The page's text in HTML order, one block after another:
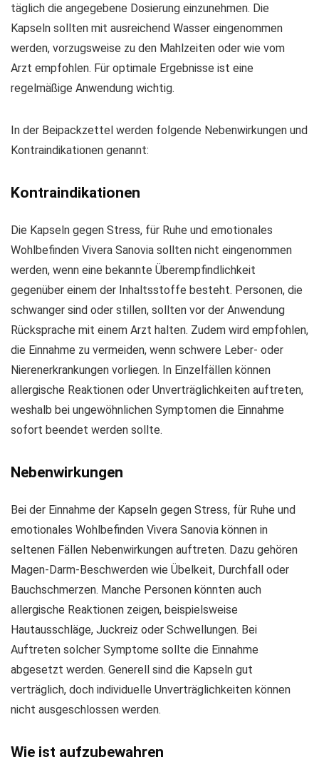
täglich die angegebene Dosierung einzunehmen. Die
Kapseln sollten mit ausreichend Wasser eingenommen
werden, vorzugsweise zu den Mahlzeiten oder wie vom
Arzt empfohlen. Für optimale Ergebnisse ist eine
regelmäßige Anwendung wichtig.
In der Beipackzettel werden folgende Nebenwirkungen und
Kontraindikationen genannt:
Kontraindikationen
Die Kapseln gegen Stress, für Ruhe und emotionales
Wohlbefinden Vivera Sanovia sollten nicht eingenommen
werden, wenn eine bekannte Überempfindlichkeit
gegenüber einem der Inhaltsstoffe besteht. Personen, die
schwanger sind oder stillen, sollten vor der Anwendung
Rücksprache mit einem Arzt halten. Zudem wird empfohlen,
die Einnahme zu vermeiden, wenn schwere Leber- oder
Nierenerkrankungen vorliegen. In Einzelfällen können
allergische Reaktionen oder Unverträglichkeiten auftreten,
weshalb bei ungewöhnlichen Symptomen die Einnahme
sofort beendet werden sollte.
Nebenwirkungen
Bei der Einnahme der Kapseln gegen Stress, für Ruhe und
emotionales Wohlbefinden Vivera Sanovia können in
seltenen Fällen Nebenwirkungen auftreten. Dazu gehören
Magen-Darm-Beschwerden wie Übelkeit, Durchfall oder
Bauchschmerzen. Manche Personen könnten auch
allergische Reaktionen zeigen, beispielsweise
Hautausschläge, Juckreiz oder Schwellungen. Bei
Auftreten solcher Symptome sollte die Einnahme
abgesetzt werden. Generell sind die Kapseln gut
verträglich, doch individuelle Unverträglichkeiten können
nicht ausgeschlossen werden.
Wie ist aufzubewahren